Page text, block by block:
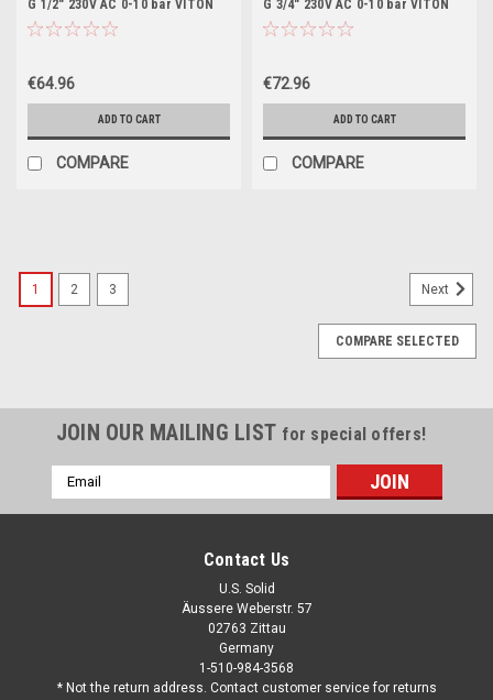
G 1/2" 230V AC 0-10 bar VITON
stromlos geschlossen
€64.96
ADD TO CART
COMPARE
G 3/4" 230V AC 0-10 bar VITON
stromlos geschlossen
€72.96
ADD TO CART
COMPARE
1 2 3 Next
COMPARE SELECTED
JOIN OUR MAILING LIST for special offers!
Email
Address
Contact Us
U.S. Solid
Äussere Weberstr. 57
02763 Zittau
Germany
1-510-984-3568
* Not the return address. Contact customer service for returns